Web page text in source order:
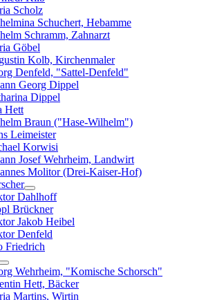
Scholz
Schuchert, Hebamme
Schramm, Zahnarzt
Göbel
Kolb, Kirchenmaler
Denfeld, "Sattel-Denfeld"
Georg Dippel
Dippel
Hett
Braun ("Hase-Wilhelm")
Leimeister
Korwisi
Josef Wehrheim, Landwirt
Molitor (Drei-Kaiser-Hof)
Dahlhoff
Brückner
Jakob Heibel
Denfeld
Friedrich
Wehrheim, "Komische Schorsch"
Hett, Bäcker
Martins, Wirtin